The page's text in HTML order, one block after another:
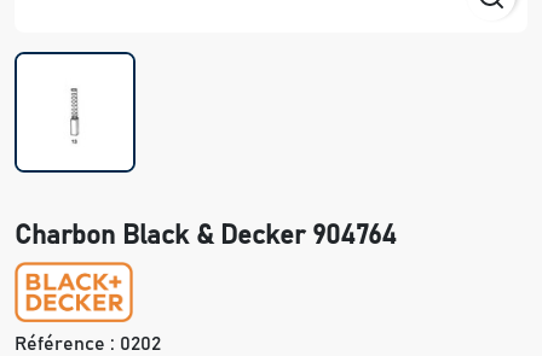
Charbon Black & Decker 904764
Référence : 0202